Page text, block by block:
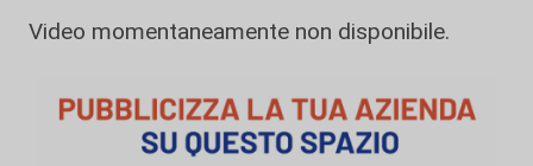
Video momentaneamente non disponibile.